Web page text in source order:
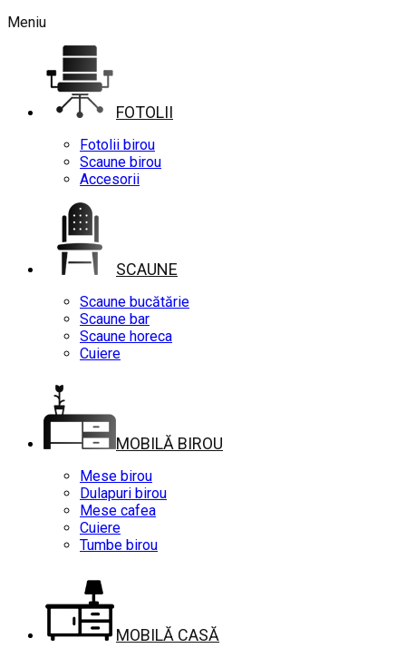
Meniu
FOTOLII
Fotolii birou
Scaune birou
Accesorii
SCAUNE
Scaune bucătărie
Scaune bar
Scaune horeca
Cuiere
MOBILĂ BIROU
Mese birou
Dulapuri birou
Mese cafea
Cuiere
Tumbe birou
MOBILĂ CASĂ